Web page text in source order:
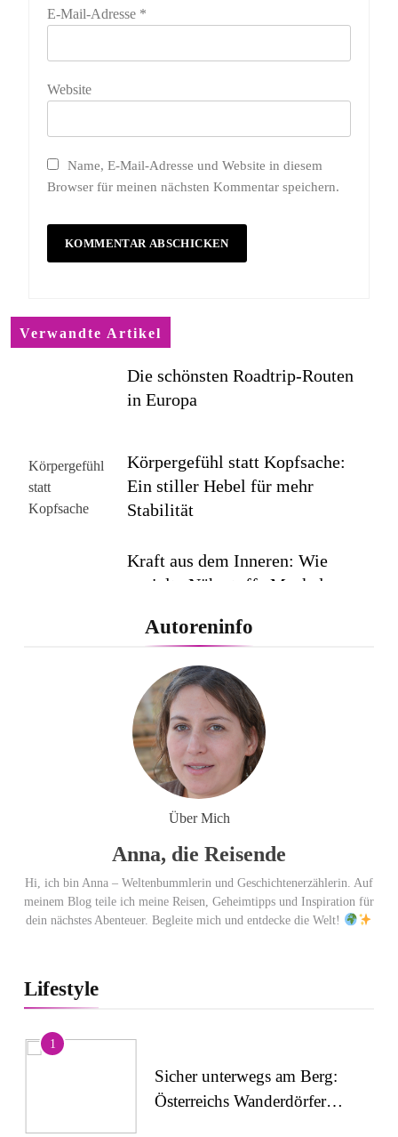
E-Mail-Adresse *
Website
Name, E-Mail-Adresse und Website in diesem
Browser für meinen nächsten Kommentar speichern.
Verwandte Artikel
Die schönsten Roadtrip-Routen
in Europa
Körpergefühl statt Kopfsache:
Ein stiller Hebel für mehr
Stabilität
Kraft aus dem Inneren: Wie
gezielte Nährstoffe Muskeln
Erholung der wahre
Leistungsbooster ist
Autoreninfo
Über Mich
Anna, die Reisende
Hi, ich bin Anna – Weltenbummlerin und Geschichtenerzählerin. Auf
meinem Blog teile ich meine Reisen, Geheimtipps und Inspiration für
dein nächstes Abenteuer. Begleite mich und entdecke die Welt!
Lifestyle
1
Sicher unterwegs am Berg:
Österreichs Wanderdörfer